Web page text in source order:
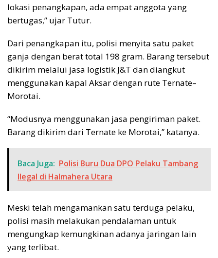
lokasi penangkapan, ada empat anggota yang
bertugas,” ujar Tutur.
Dari penangkapan itu, polisi menyita satu paket
ganja dengan berat total 198 gram. Barang tersebut
dikirim melalui jasa logistik J&T dan diangkut
menggunakan kapal Aksar dengan rute Ternate–
Morotai.
“Modusnya menggunakan jasa pengiriman paket.
Barang dikirim dari Ternate ke Morotai,” katanya.
Baca Juga: Polisi Buru Dua DPO Pelaku Tambang
Ilegal di Halmahera Utara
Meski telah mengamankan satu terduga pelaku,
polisi masih melakukan pendalaman untuk
mengungkap kemungkinan adanya jaringan lain
yang terlibat.